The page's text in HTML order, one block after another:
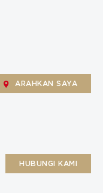
ARAHKAN SAYA
HUBUNGI KAMI